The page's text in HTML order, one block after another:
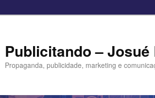
Publicitando – Josué
Propaganda, publicidade, marketing e